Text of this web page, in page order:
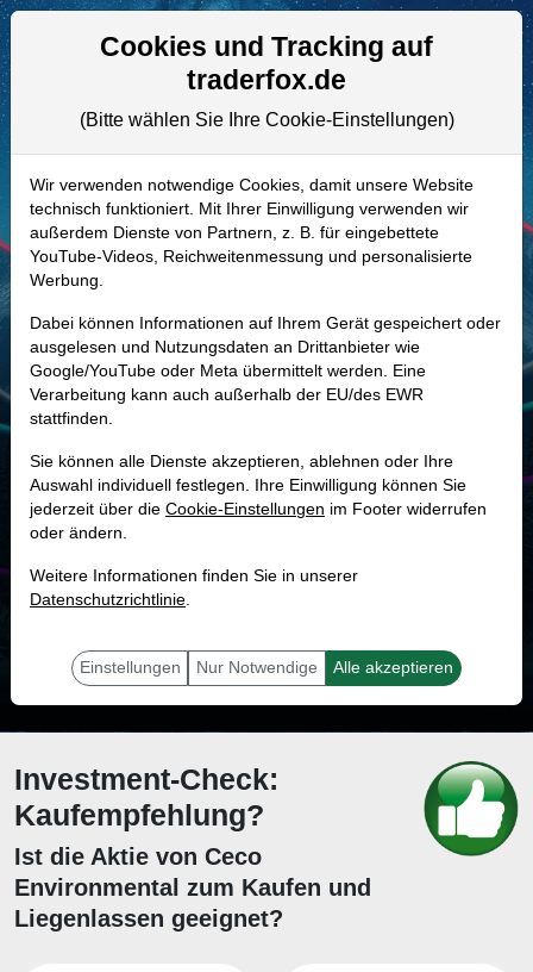
Aktien- und Artikelsuche
906379 | CECE–Ceco
Environmental Aktie
Realtime-Aktienkurs:
- - -
-
Marktkapitalisierung 4,00 Mrd. USD
Unternehmenswert
Umsatz 774,38 Mio. USD
86.9 %
mit dieser Aktie erfolgreich sein.
Investment-Check:
Kaufempfehlung?
Ist die Aktie von Ceco
Environmental zum Kaufen und
Liegenlassen geeignet?
Cookies und Tracking auf
traderfox.de
(Bitte wählen Sie Ihre Cookie-Einstellungen)
Wir verwenden notwendige Cookies, damit unsere Website
technisch funktioniert. Mit Ihrer Einwilligung verwenden wir
außerdem Dienste von Partnern, z. B. für eingebettete
YouTube-Videos, Reichweitenmessung und personalisierte
Werbung.
Dabei können Informationen auf Ihrem Gerät gespeichert oder
ausgelesen und Nutzungsdaten an Drittanbieter wie
Google/YouTube oder Meta übermittelt werden. Eine
Verarbeitung kann auch außerhalb der EU/des EWR
stattfinden.
Sie können alle Dienste akzeptieren, ablehnen oder Ihre
Auswahl individuell festlegen. Ihre Einwilligung können Sie
jederzeit über die Cookie-Einstellungen im Footer widerrufen
oder ändern.
Weitere Informationen finden Sie in unserer
Datenschutzrichtlinie.
Einstellungen Nur Notwendige Alle akzeptieren